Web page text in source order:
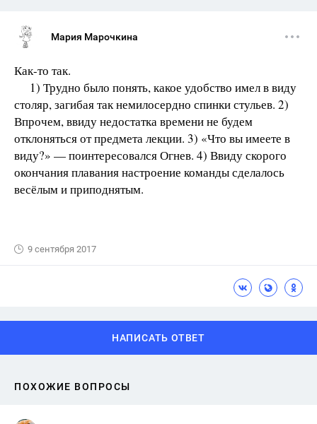
Мария Марочкина
Как-то так.
1) Трудно было понять, какое удобство имел в виду
столяр, загибая так немилосердно спинки стульев. 2)
Впрочем, ввиду недостатка времени не будем
отклоняться от предмета лекции. 3) «Что вы имеете в
виду?» — поинтересовался Огнев. 4) Ввиду скорого
окончания плавания настроение команды сделалось
весёлым и приподнятым.
9 сентября 2017
НАПИСАТЬ ОТВЕТ
ПОХОЖИЕ ВОПРОСЫ